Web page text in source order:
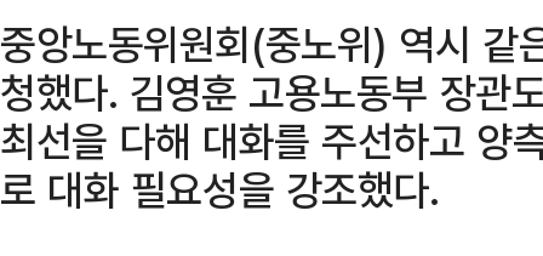
중앙노동위원회(중노위) 역시 같
청했다. 김영훈 고용노동부 장관
최선을 다해 대화를 주선하고 양
로 대화 필요성을 강조했다.